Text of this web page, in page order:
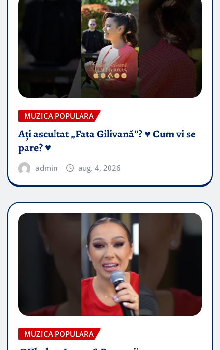
MUZICA POPULARA
Ați ascultat „Fata Gilivană”? ♥️ Cum vi se
pare? ♥️
admin aug. 4, 2026
MUZICA POPULARA